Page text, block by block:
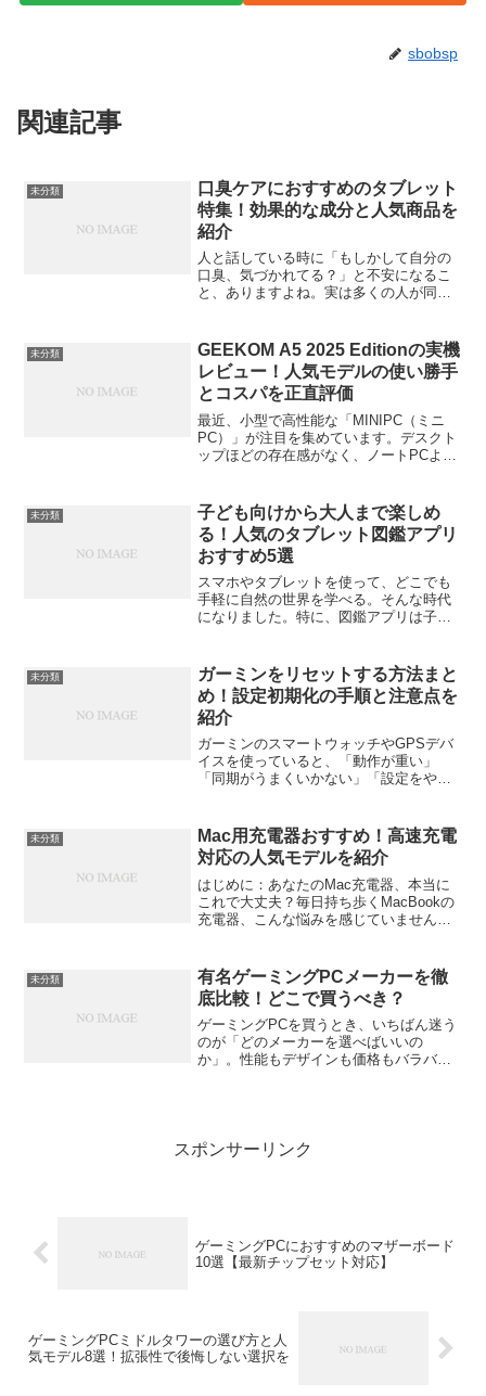
sbobsp
関連記事
未分類
口臭ケアにおすすめのタブレット
特集！効果的な成分と人気商品を
紹介
人と話している時に「もしかして自分の
口臭、気づかれてる？」と不安になるこ
と、ありますよね。実は多くの人が同じ
レット」。コンビニやドラッグストアで
も買える身近なアイテムで...
未分類
GEEKOM A5 2025 Editionの実機
レビュー！人気モデルの使い勝手
とコスパを正直評価
最近、小型で高性能な「MINIPC（ミニ
PC）」が注目を集めています。デスクト
ップほどの存在感がなく、ノートPCより
ン機として選ぶ人が増えてきました。今
回は、実際に人気...
未分類
子ども向けから大人まで楽しめ
る！人気のタブレット図鑑アプリ
おすすめ5選
スマホやタブレットを使って、どこでも
手軽に自然の世界を学べる。そんな時代
になりました。特に、図鑑アプリは子ど
向けから大人まで楽しめる、人気のタブ
レット図鑑アプリを5つご...
未分類
ガーミンをリセットする方法まと
め！設定初期化の手順と注意点を
紹介
ガーミンのスマートウォッチやGPSデバ
イスを使っていると、「動作が重い」
「同期がうまくいかない」「設定をやり
化）」です。今回は、ガーミンをリセッ
トする方法をわかりやすく...
未分類
Mac用充電器おすすめ！高速充電
対応の人気モデルを紹介
はじめに：あなたのMac充電器、本当に
これで大丈夫？毎日持ち歩くMacBookの
充電器、こんな悩みを感じていません
電できない」「新しい充電器を買いたい
けど、...
未分類
有名ゲーミングPCメーカーを徹
底比較！どこで買うべき？
ゲーミングPCを買うとき、いちばん迷う
のが「どのメーカーを選べばいいの
か」。性能もデザインも価格もバラバラ
スポンサーリンク
ゲーミングPCにおすすめのマザーボード
10選【最新チップセット対応】
ゲーミングPCミドルタワーの選び方と人
気モデル8選！拡張性で後悔しない選択を